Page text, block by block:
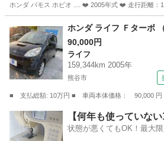
ホンダ バモス ホビオ .... ❤️ 2005年式 ❤️ 走行距離：
八潮駅 バモス 車両
ホンダ ライフ Ｆターボ
90,000円
ライフ
159,344km 2005年
熊谷市
■ 支払総額: 10万円 ■ 車両本体価格： 90,000
埼玉 熊谷市 ライフ
【何年も使っていな
状態が悪くてもOK！最大